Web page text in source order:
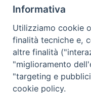
collaborazioni
incontri nelle
L'autunno
progetto
Pastorali. Sono
Informativa
Utilizziamo cookie
finalità tecniche e,
altre finalità
"miglioramento
"targeting e
cookie policy.